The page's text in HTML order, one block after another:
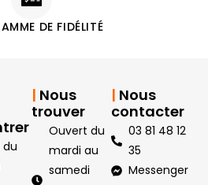
DE FIDÉLITÉ
du
| Nous
trouver
Ouvert du
mardi au
samedi
| Nous
contacter
03 81 48 12
35
Messenger